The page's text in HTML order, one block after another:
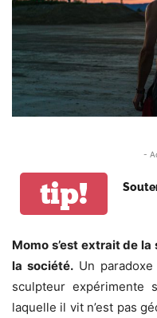
-
tip!
Momo s’est extrait de
la société.Un paradoxe
sculpteur expérimente
laquelle il vit n’est pas